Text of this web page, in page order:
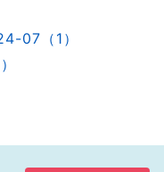
07（1）